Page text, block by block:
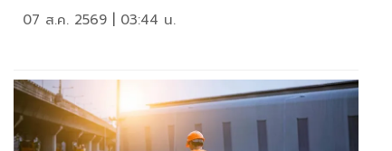
07 ส.ค. 2569 | 03:44 น.